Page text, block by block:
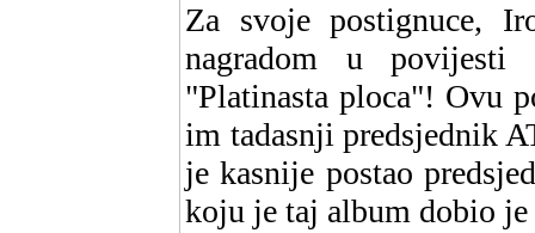
Za svoje postignuce,
nagradom u povijesti
"Platinasta ploca"! Ovu
im tadasnji predsjednik
je kasnije postao
koju je taj album dobio